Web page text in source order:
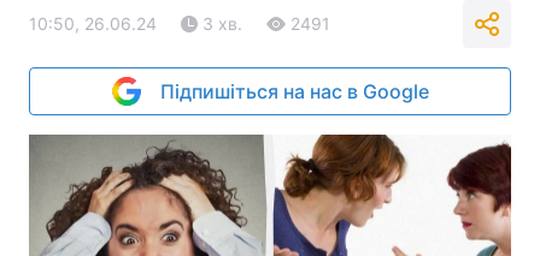
10:50, 26.06.24 3 хв. 2491
Підпишіться на нас в Google